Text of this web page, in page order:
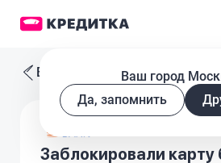
Ваш город
Да, запомнить
Все отзывы
Заблокировали карту